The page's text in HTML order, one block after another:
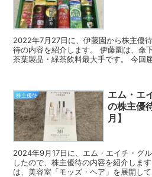
2022年7月27日に、伊藤園から株主優
待の内容を紹介します。 伊藤園は、傘
茶葉製品・緑茶飲料最大手です。 今回
株主優待
エム・エ
の株主優
月】
2024年9月17日に、エム・エイチ・グ
したので、株主優待の内容を紹介しま
は、美容室「モッズ・ヘア」を展開し